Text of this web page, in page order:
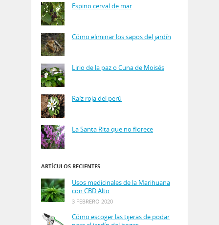
Espino cerval de mar
Cómo eliminar los sapos del jardín
Lirio de la paz o Cuna de Moisés
Raíz roja del perú
La Santa Rita que no florece
ARTÍCULOS RECIENTES
Usos medicinales de la Marihuana
con CBD Alto
3 FEBRERO 2020
Cómo escoger las tijeras de podar